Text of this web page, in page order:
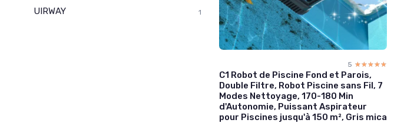
UIRWAY 1
5 ☆☆☆☆☆
★★★★★
C1 Robot de Piscine Fond et Parois,
Double Filtre, Robot Piscine sans Fil, 7
Modes Nettoyage, 170-180 Min
d'Autonomie, Puissant Aspirateur
pour Piscines jusqu'à 150 m², Gris mica